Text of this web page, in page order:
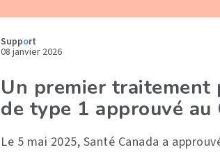
Support
08 janvier 2026
Un premier
de type 1 approuvé au
Le 5 mai 2025, Santé Canada a